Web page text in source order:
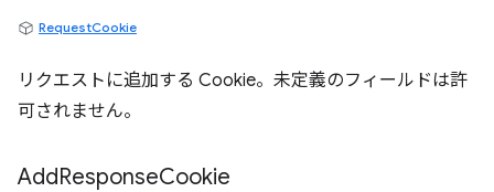
RequestCookie
リクエストに追加する Cookie。未定義のフィールドは許
可されません。
AddResponseCookie